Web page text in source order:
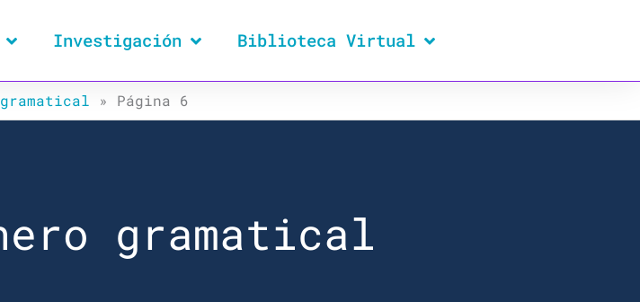
Investigación Biblioteca Virtual
» Página 6
gramatical